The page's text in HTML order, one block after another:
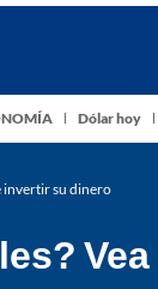
Dólar hoy
invertir su dinero